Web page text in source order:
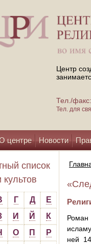
Центр
Тел./
Тел. для
центре Новости
список
культов
Г Д
Е
И Й
К
О П
Р
Роман
ней